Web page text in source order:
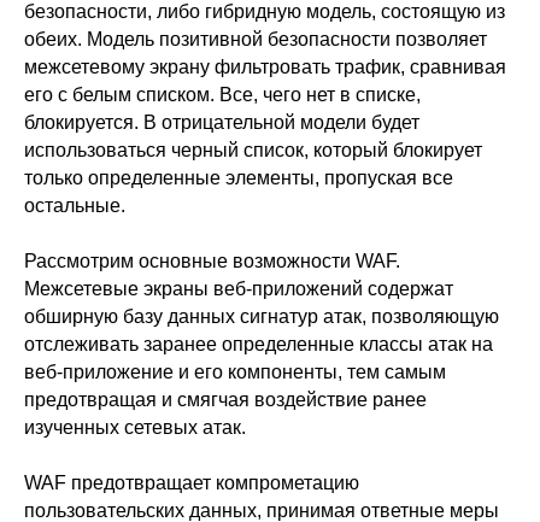
безопасности, либо гибридную модель, состоящую из
обеих. Модель позитивной безопасности позволяет
межсетевому экрану фильтровать трафик, сравнивая
его с белым списком. Все, чего нет в списке,
блокируется. В отрицательной модели будет
использоваться черный список, который блокирует
только определенные элементы, пропуская все
остальные.
Рассмотрим основные возможности WAF.
Межсетевые экраны веб-приложений содержат
обширную базу данных сигнатур атак, позволяющую
отслеживать заранее определенные классы атак на
веб-приложение и его компоненты, тем самым
предотвращая и смягчая воздействие ранее
изученных сетевых атак.
WAF предотвращает компрометацию
пользовательских данных, принимая ответные меры